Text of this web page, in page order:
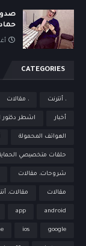
CATEGORIES
، أنترنت ، مقالات
أخبار اشطر
الهواتف المحمولة
حلقات متخصيصي
شروحات، مقالات
مقالات مقالات،
android
app
google
ios